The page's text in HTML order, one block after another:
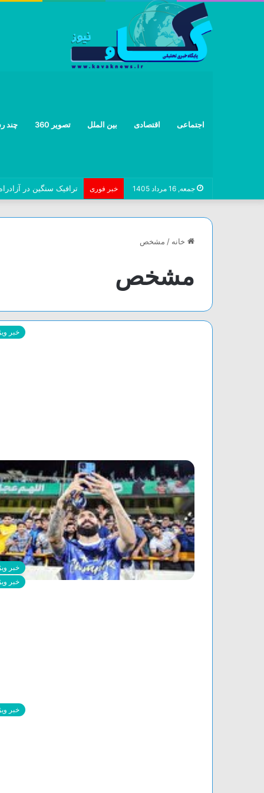
اجتماعی اقتصادی بین الملل تصویر 360 چند
جمعه, 16 مرداد 1405 خبر فوری ترافیک سنگین در آزادراه
خانه / مشخص
مشخص
خبر
خبر
خبر
خبر